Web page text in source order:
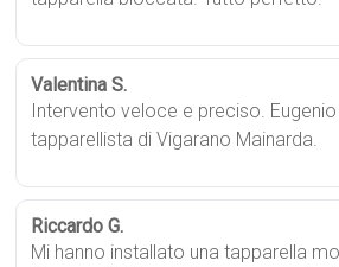
Valentina S.
Intervento veloce e preciso.
tapparellista di Vigarano Mainarda.
Riccardo G.
Mi hanno installato una tapparella